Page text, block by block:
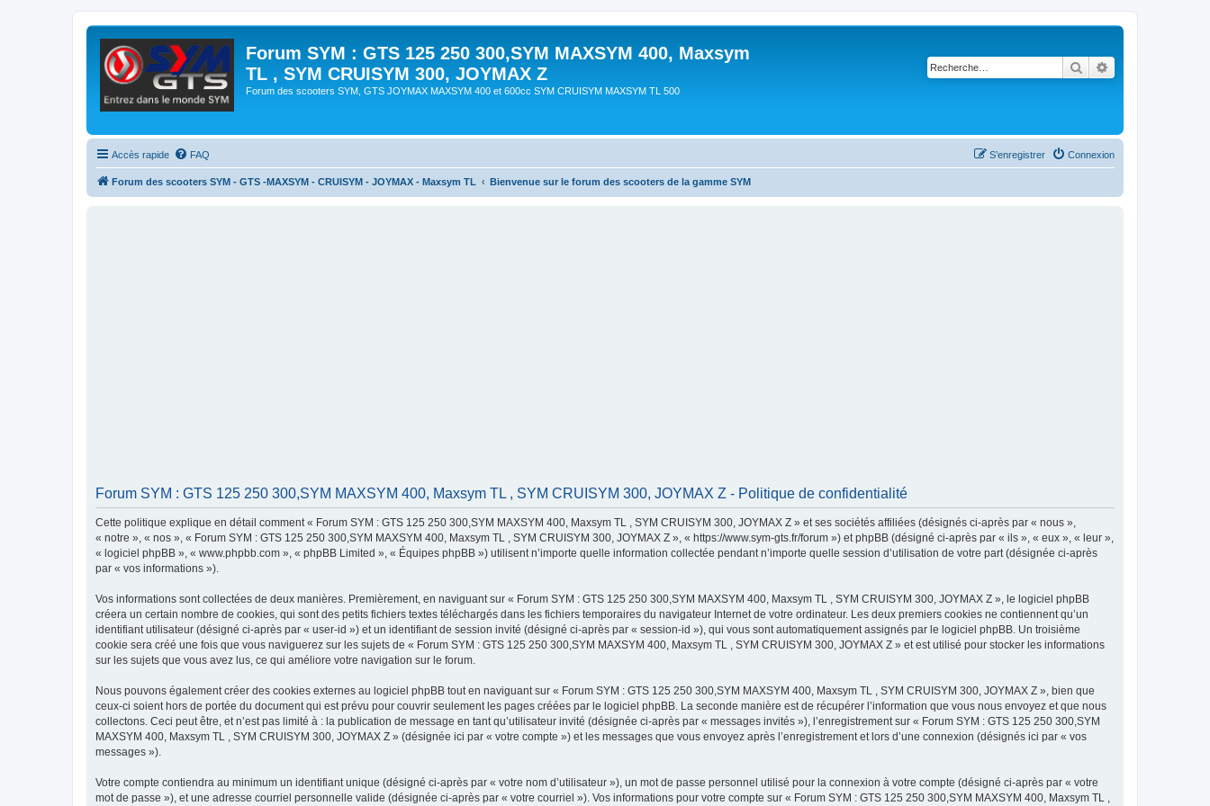
Forum SYM : GTS 125 250 300,SYM MAXSYM 400, Maxsym
TL , SYM CRUISYM 300, JOYMAX Z
Forum des scooters SYM, GTS JOYMAX MAXSYM 400 et 600cc SYM CRUISYM MAXSYM TL 500
Rechercher
Accès rapide FAQ Connexion
S’enregistrer
Forum des scooters SYM - GTS -MAXSYM - CRUISYM - JOYMAX - Maxsym TL Bienvenue sur le forum des scooters de la gamme SYM
Forum SYM : GTS 125 250 300,SYM MAXSYM 400, Maxsym TL , SYM CRUISYM 300, JOYMAX Z - Politique de confidentialité
Cette politique explique en détail comment « Forum SYM : GTS 125 250 300,SYM MAXSYM 400, Maxsym TL , SYM CRUISYM 300, JOYMAX Z » et ses sociétés affiliées (désignés ci-après par « nous »,
« notre », « nos », « Forum SYM : GTS 125 250 300,SYM MAXSYM 400, Maxsym TL , SYM CRUISYM 300, JOYMAX Z », « https://www.sym-gts.fr/forum ») et phpBB (désigné ci-après par « ils », « eux », « leur »,
« logiciel phpBB », « www.phpbb.com », « phpBB Limited », « Équipes phpBB ») utilisent n’importe quelle information collectée pendant n’importe quelle session d’utilisation de votre part (désignée ci-après
par « vos informations »).
Vos informations sont collectées de deux manières. Premièrement, en naviguant sur « Forum SYM : GTS 125 250 300,SYM MAXSYM 400, Maxsym TL , SYM CRUISYM 300, JOYMAX Z », le logiciel phpBB
créera un certain nombre de cookies, qui sont des petits fichiers textes téléchargés dans les fichiers temporaires du navigateur Internet de votre ordinateur. Les deux premiers cookies ne contiennent qu’un
identifiant utilisateur (désigné ci-après par « user-id ») et un identifiant de session invité (désigné ci-après par « session-id »), qui vous sont automatiquement assignés par le logiciel phpBB. Un troisième
cookie sera créé une fois que vous naviguerez sur les sujets de « Forum SYM : GTS 125 250 300,SYM MAXSYM 400, Maxsym TL , SYM CRUISYM 300, JOYMAX Z » et est utilisé pour stocker les informations
sur les sujets que vous avez lus, ce qui améliore votre navigation sur le forum.
Nous pouvons également créer des cookies externes au logiciel phpBB tout en naviguant sur « Forum SYM : GTS 125 250 300,SYM MAXSYM 400, Maxsym TL , SYM CRUISYM 300, JOYMAX Z », bien que
ceux-ci soient hors de portée du document qui est prévu pour couvrir seulement les pages créées par le logiciel phpBB. La seconde manière est de récupérer l’information que vous nous envoyez et que nous
collectons. Ceci peut être, et n’est pas limité à : la publication de message en tant qu’utilisateur invité (désignée ci-après par « messages invités »), l’enregistrement sur « Forum SYM : GTS 125 250 300,SYM
MAXSYM 400, Maxsym TL , SYM CRUISYM 300, JOYMAX Z » (désignée ici par « votre compte ») et les messages que vous envoyez après l’enregistrement et lors d’une connexion (désignés ici par « vos
messages »).
Votre compte contiendra au minimum un identifiant unique (désigné ci-après par « votre nom d’utilisateur »), un mot de passe personnel utilisé pour la connexion à votre compte (désigné ci-après par « votre
mot de passe »), et une adresse courriel personnelle valide (désignée ci-après par « votre courriel »). Vos informations pour votre compte sur « Forum SYM : GTS 125 250 300,SYM MAXSYM 400, Maxsym TL ,